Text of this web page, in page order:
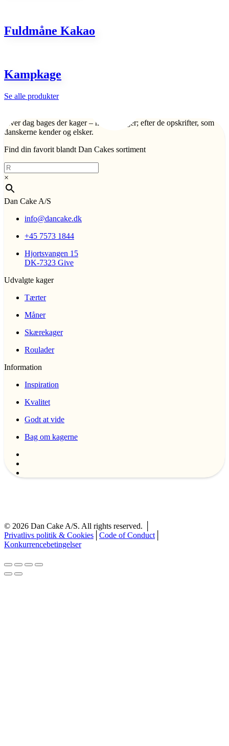
Fuldmåne Kakao
Kampkage
Se alle produkter
Hver dag bages der kager – mange kager; efter de opskrifter, som
danskerne kender og elsker.
Find din favorit blandt Dan Cakes sortiment
×
Dan Cake A/S
info@dancake.dk
+45 7573 1844
Hjortsvangen 15
DK-7323 Give
Udvalgte kager
Tærter
Måner
Skærekager
Roulader
Information
Inspiration
Kvalitet
Godt at vide
Bag om kagerne
© 2026 Dan Cake A/S. All rights reserved. │
Privatlivs politik & Cookies
Code of Conduct
Konkurrencebetingelser